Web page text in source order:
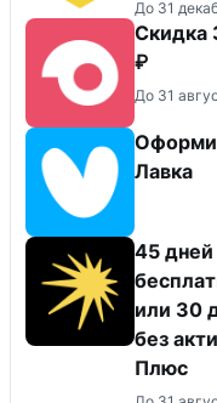
До 31
Скидка
₽
До 31
Лавка
45 дней
или 30
без
Плюс